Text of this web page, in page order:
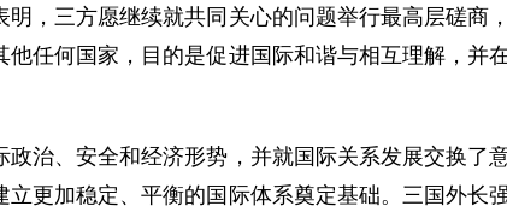
，三方愿继续就共同关心的问题举行最高层磋
任何国家，目的是促进国际和谐与相互理解，并
、安全和经济形势，并就国际关系发展交换了
更加稳定、平衡的国际体系奠定基础。三国外长